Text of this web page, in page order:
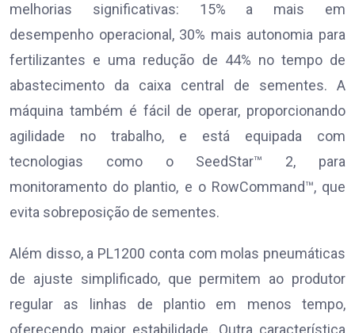
melhorias significativas: 15% a mais em
desempenho operacional, 30% mais autonomia para
fertilizantes e uma redução de 44% no tempo de
abastecimento da caixa central de sementes. A
máquina também é fácil de operar, proporcionando
agilidade no trabalho, e está equipada com
tecnologias como o SeedStar™ 2, para
monitoramento do plantio, e o RowCommand™, que
evita sobreposição de sementes.
Além disso, a PL1200 conta com molas pneumáticas
de ajuste simplificado, que permitem ao produtor
regular as linhas de plantio em menos tempo,
oferecendo maior estabilidade. Outra característica